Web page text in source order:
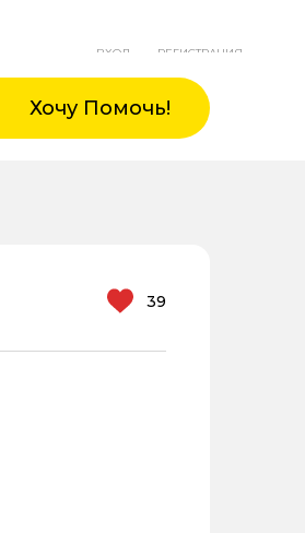
ВХОД РЕГИСТРАЦИЯ
Хочу Помочь!
39